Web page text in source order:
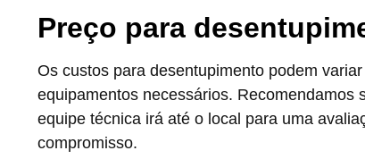
Preço para
Os custos para desentupimento podem
equipamentos necessários. Recomendamos
equipe técnica irá até o local para uma
compromisso.